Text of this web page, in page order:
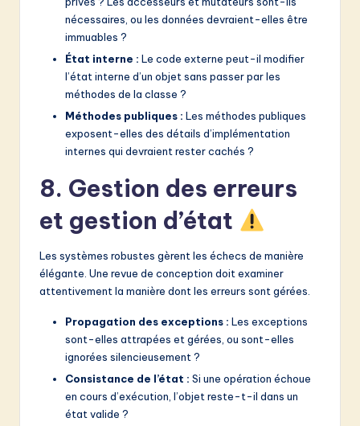
nécessaires, ou les données devraient-elles être
immuables ?
État interne : Le code externe peut-il modifier
l’état interne d’un objet sans passer par les
méthodes de la classe ?
Méthodes publiques : Les méthodes publiques
exposent-elles des détails d’implémentation
internes qui devraient rester cachés ?
8. Gestion des erreurs
et gestion d’état
Les systèmes robustes gèrent les échecs de manière
élégante. Une revue de conception doit examiner
attentivement la manière dont les erreurs sont gérées.
Propagation des exceptions : Les exceptions
sont-elles attrapées et gérées, ou sont-elles
ignorées silencieusement ?
Consistance de l’état : Si une opération échoue
en cours d’exécution, l’objet reste-t-il dans un
état valide ?